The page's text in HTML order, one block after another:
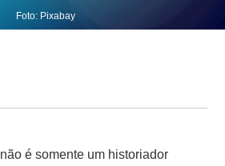
Foto: Pixabay
não é somente um historiador